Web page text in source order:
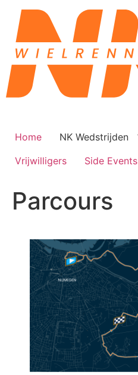
naar
inhoud
Home NK Wedstrijden
Vrijwilligers
Side Events
Parcours